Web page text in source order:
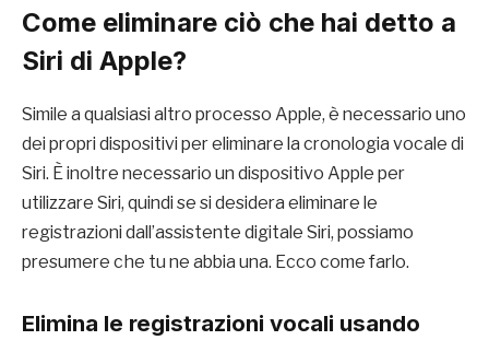
Come eliminare ciò che hai detto a
Siri di Apple?
Simile a qualsiasi altro processo Apple, è necessario uno
dei propri dispositivi per eliminare la cronologia vocale di
Siri. È inoltre necessario un dispositivo Apple per
utilizzare Siri, quindi se si desidera eliminare le
registrazioni dall’assistente digitale Siri, possiamo
presumere che tu ne abbia una. Ecco come farlo.
Elimina le registrazioni vocali usando